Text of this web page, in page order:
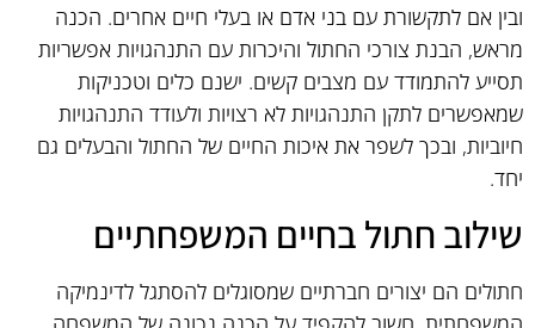
ובין אם לתקשורת עם בני אדם או בעלי חיים אחרים. הכנה
מראש, הבנת צורכי החתול והיכרות עם התנהגויות אפשריות
תסייע להתמודד עם מצבים קשים. ישנם כלים וטכניקות
שמאפשרים לתקן התנהגויות לא רצויות ולעודד התנהגויות
חיוביות, ובכך לשפר את איכות החיים של החתול והבעלים גם
יחד.
שילוב חתול בחיים המשפחתיים
חתולים הם יצורים חברתיים שמסוגלים להסתגל לדינמיקה